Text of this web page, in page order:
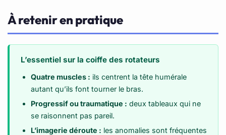
À retenir en pratique
L’essentiel sur la coiffe des rotateurs
Quatre muscles : ils centrent la tête humérale
autant qu’ils font tourner le bras.
Progressif ou traumatique : deux tableaux qui ne
se raisonnent pas pareil.
L’imagerie déroute : les anomalies sont fréquentes